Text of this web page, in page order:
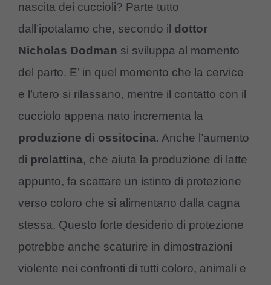
nascita dei cuccioli? Parte tutto
dall’ipotalamo che, secondo il dottor
Nicholas Dodman si sviluppa al momento
del parto. E’ in quel momento che la cervice
e l’utero si rilassano, mentre il contatto con il
cucciolo appena nato incrementa la
produzione di ossitocina. Anche l’aumento
di prolattina, che aiuta la produzione di latte
appunto, fa scattare un istinto di protezione
verso coloro che si alimentano dalla cagna
stessa. Questo forte desiderio di protezione
potrebbe anche scaturire in dimostrazioni
violente nei confronti di tutti coloro, animali e